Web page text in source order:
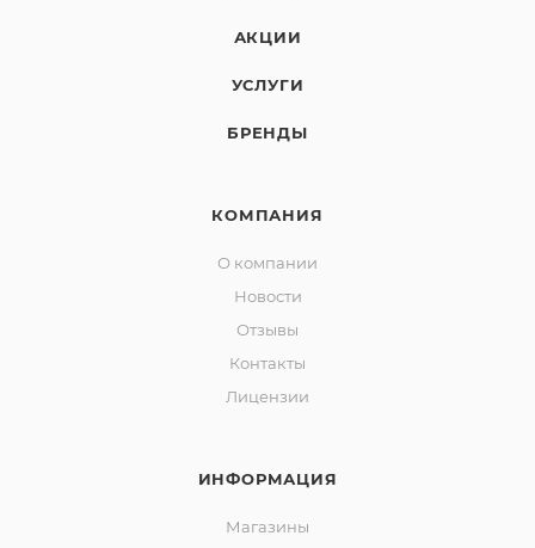
АКЦИИ
УСЛУГИ
БРЕНДЫ
КОМПАНИЯ
О компании
Новости
Отзывы
Контакты
Лицензии
ИНФОРМАЦИЯ
Магазины